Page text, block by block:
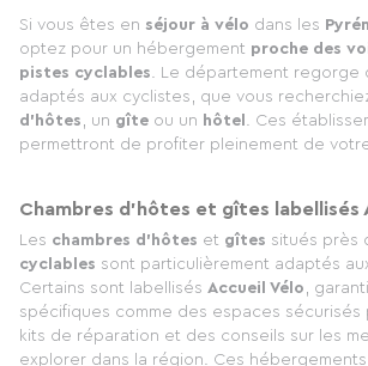
Si vous êtes en séjour à vélo dans les
optez pour un hébergement proche des
pistes cyclables. Le département regorge
adaptés aux cyclistes, que vous
d'hôtes , un gîte ou un hôtel . Ces
permettront de profiter pleinement de
Chambres d’hôtes et gîtes labellisés
Les chambres d'hôtes et gîtes situés près
cyclables sont particulièrement adaptés
Certains sont labellisés Accueil Vélo ,
spécifiques comme des espaces sécurisés
kits de réparation et des conseils sur les
explorer dans la région. Ces